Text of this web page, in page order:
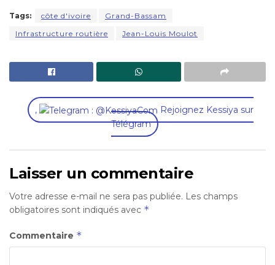
Tags: côte d'ivoire
Grand-Bassam
Infrastructure routière
Jean-Louis Moulot
,
Rejoignez Kessiya sur
Télégram
Laisser un commentaire
Votre adresse e-mail ne sera pas publiée. Les champs
obligatoires sont indiqués avec *
Commentaire *